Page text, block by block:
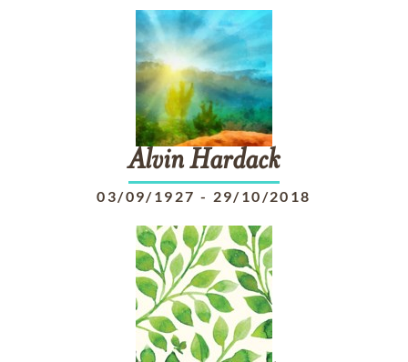
AlvinHardack
03/09/1927 - 29/10/2018